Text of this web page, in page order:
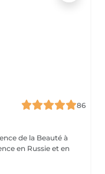
86
de la Beauté à